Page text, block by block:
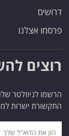
דרושים
פרסמו אצלנו
רוצים
הרשמו לניוזלטר
התקשורת ישרות